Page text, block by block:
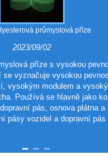
průmyslová příze
2023/09/02
příze s vysokou
vyznačuje vysokou
vysokým modulem a
Používá se hlavně jako
pás, osnova plátna a
pásy vozidel a dopravní pás